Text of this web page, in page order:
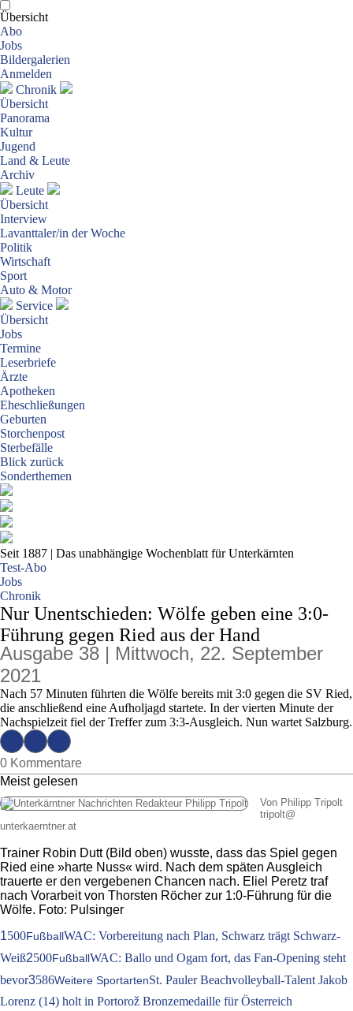
Übersicht
Abo
Jobs
Bildergalerien
Anmelden
Chronik
Übersicht
Panorama
Kultur
Jugend
Land & Leute
Archiv
Leute
Übersicht
Interview
Lavanttaler/in der Woche
Politik
Wirtschaft
Sport
Auto & Motor
Service
Übersicht
Jobs
Termine
Leserbriefe
Ärzte
Apotheken
Eheschließungen
Geburten
Storchenpost
Sterbefälle
Blick zurück
Sonderthemen
Seit 1887 | Das unabhängige Wochenblatt für Unterkärnten
Test-Abo
Jobs
Chronik
Nur Unentschieden: Wölfe geben eine 3:0-
Führung gegen Ried aus der Hand
Ausgabe 38 | Mittwoch, 22. September
2021
Nach 57 Minuten führten die Wölfe bereits mit 3:0 gegen die SV Ried,
die anschließend eine Aufholjagd startete. In der vierten Minute der
Nachspielzeit fiel der Treffer zum 3:3-Ausgleich. Nun wartet Salzburg.
0 Kommentare
Meist gelesen
Von Philipp Tripolt
tripolt@
unterkaerntner.at
Trainer Robin Dutt (Bild oben) wusste, dass das Spiel gegen
Ried eine »harte Nuss« wird. Nach dem späten Ausgleich
trauerte er den vergebenen Chancen nach. Eliel Peretz traf
nach Vorarbeit von Thorsten Röcher zur 1:0-Führung für die
Wölfe. Foto: Pulsinger
1500FußballWAC: Vorbereitung nach Plan, Schwarz trägt Schwarz-
Weiß2500FußballWAC: Ballo und Ogam fort, das Fan-Opening steht
bevor3586Weitere SportartenSt. Pauler Beachvolleyball-Talent Jakob
Lorenz (14) holt in Portorož Bronzemedaille für Österreich